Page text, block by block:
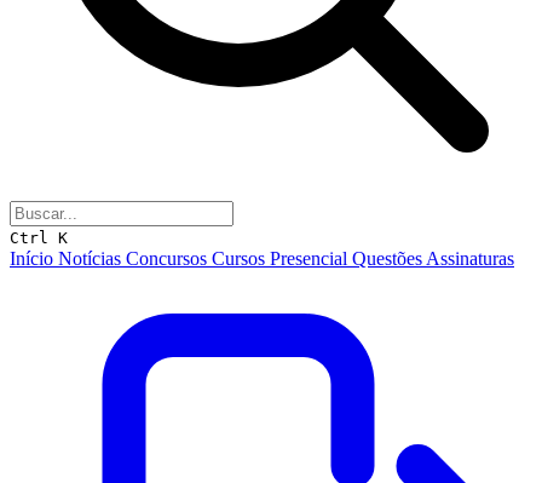
Ctrl K
Início Notícias Concursos Cursos Presencial Questões Assinaturas